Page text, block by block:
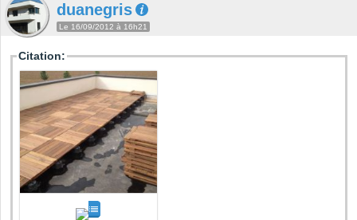
duanegris
Le 16/09/2012 à 16h21
Citation: